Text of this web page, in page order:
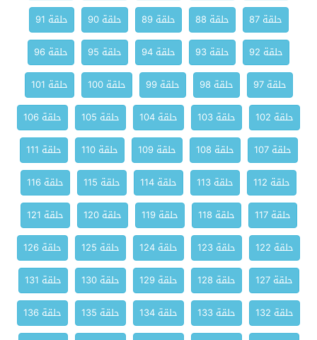
حلقة 87
حلقة 88 حلقة 89 حلقة 90
حلقة 91
حلقة 92
حلقة 93 حلقة 94 حلقة 95
حلقة 96
حلقة 97
حلقة 98 حلقة 99 حلقة 100
حلقة 101
حلقة 102
حلقة 103 حلقة 104 حلقة 105
حلقة 106
حلقة 107
حلقة 108 حلقة 109 حلقة 110
حلقة 111
حلقة 112
حلقة 113 حلقة 114 حلقة 115
حلقة 116
حلقة 117
حلقة 118 حلقة 119 حلقة 120
حلقة 121
حلقة 122
حلقة 123 حلقة 124 حلقة 125
حلقة 126
حلقة 127
حلقة 128 حلقة 129 حلقة 130
حلقة 131
حلقة 132
حلقة 133 حلقة 134 حلقة 135
حلقة 136